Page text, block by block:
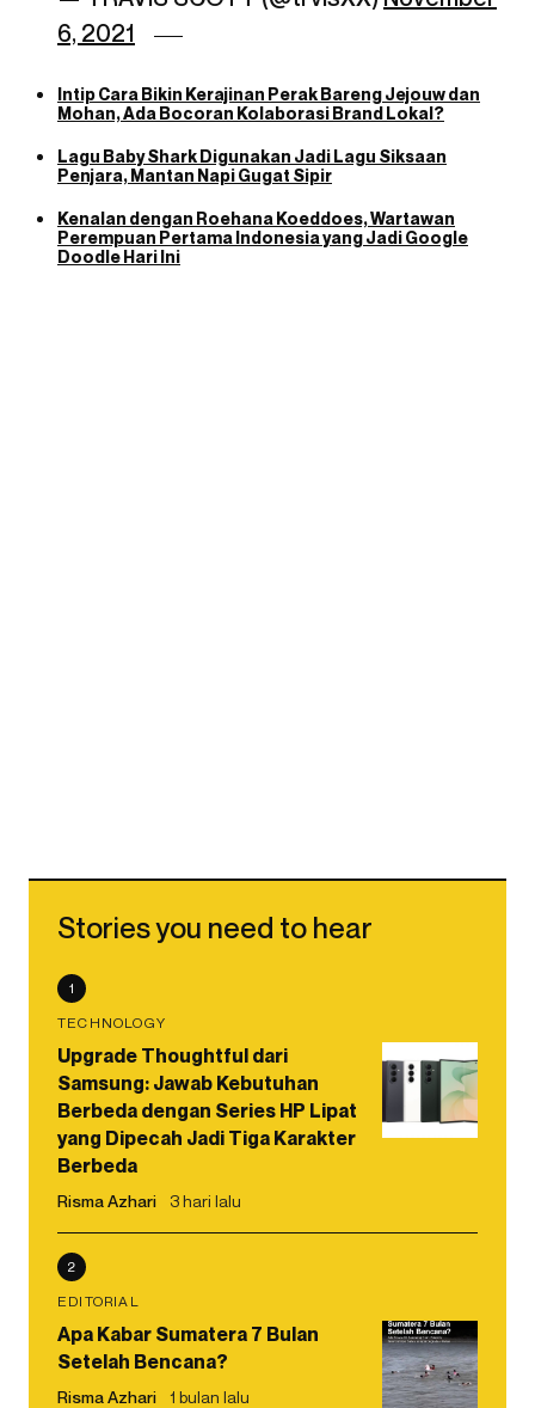
6, 2021
Intip Cara Bikin Kerajinan Perak Bareng Jejouw dan
Mohan, Ada Bocoran Kolaborasi Brand Lokal?
Lagu Baby Shark Digunakan Jadi Lagu Siksaan
Penjara, Mantan Napi Gugat Sipir
Kenalan dengan Roehana Koeddoes, Wartawan
Perempuan Pertama Indonesia yang Jadi Google
Doodle Hari Ini
Stories you need to hear
1
TECHNOLOGY
Upgrade Thoughtful dari
Samsung: Jawab Kebutuhan
Berbeda dengan Series HP Lipat
yang Dipecah Jadi Tiga Karakter
Berbeda
Risma Azhari 3 hari lalu
2
EDITORIAL
Apa Kabar Sumatera 7 Bulan
Setelah Bencana?
Risma Azhari 1 bulan lalu